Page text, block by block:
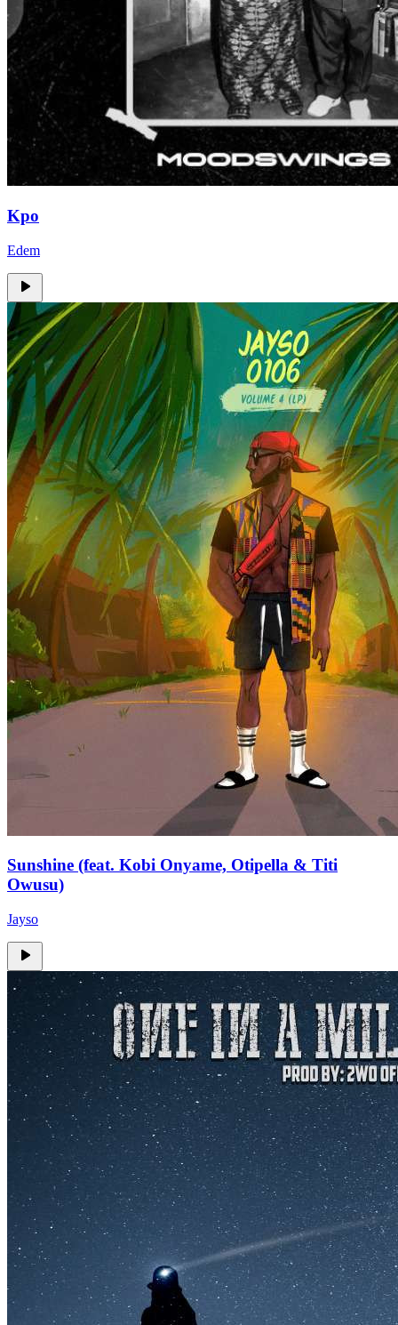
Kpo
Edem
Sunshine (feat. Kobi Onyame, Otipella & Titi
Owusu)
Jayso